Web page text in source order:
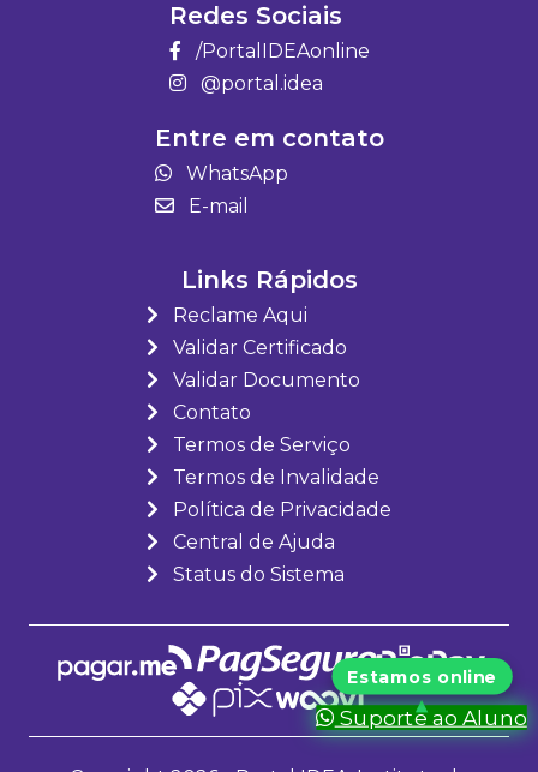
Suporte ao Aluno
Redes Sociais
/PortalIDEAonline
@portal.idea
Entre em contato
WhatsApp
E-mail
Links Rápidos
Reclame Aqui
Validar Certificado
Validar Documento
Contato
Termos de Serviço
Termos de Invalidade
Política de Privacidade
Central de Ajuda
Status do Sistema